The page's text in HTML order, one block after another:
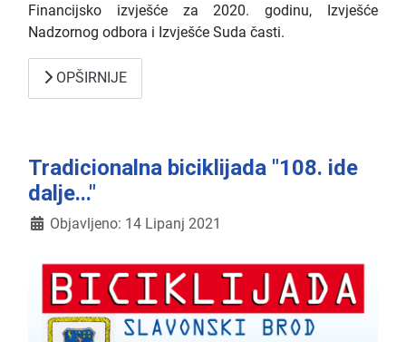
Financijsko izvješće za 2020. godinu, Izvješće
Nadzornog odbora i Izvješće Suda časti.
OPŠIRNIJE
Tradicionalna biciklijada "108. ide
dalje..."
DetaljiObjavljeno: 14 Lipanj 2021